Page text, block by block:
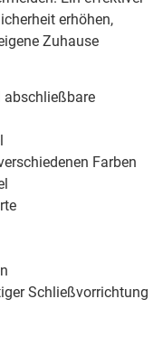
erhöhen,
Zuhause
abschließbare
Farben
Schließvorrichtung